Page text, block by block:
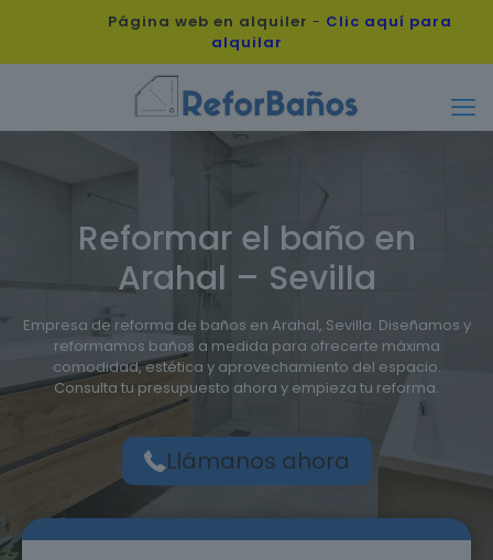
Página web en alquiler - Clic aquí para
alquilar
Reformar el baño en
Arahal – Sevilla
Empresa de reforma de baños en Arahal, Sevilla. Diseñamos y
reformamos baños a medida para ofrecerte máxima
comodidad, estética y aprovechamiento del espacio.
Consulta tu presupuesto ahora y empieza tu reforma.
Llámanos ahora